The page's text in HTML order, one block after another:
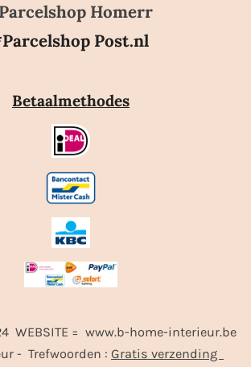
Homerr
Post.nl
Betaalmethodes
WEBSITE = www.b-home-interieur.be
- Trefwoorden : Gratis verzending